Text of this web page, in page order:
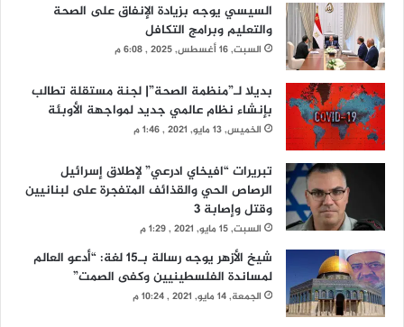
السيسي يوجه بزيادة الإنفاق على الصحة
والتعليم وبرامج التكافل
السبت, 16 أغسطس, 2025 , 6:08 م
بديلا لـ”منظمة الصحة”| لجنة مستقلة تطالب
بإنشاء نظام عالمي جديد لمواجهة الأوبئة
الخميس, 13 مايو, 2021 , 1:46 م
تبريرات “افيخاي ادرعي” لإطلاق إسرائيل
الرصاص الحي والقذائف المتفجرة على لبنانيين
وقتل وإصابة 3
السبت, 15 مايو, 2021 , 1:29 م
شيخ الأزهر يوجه رسالة بـ15 لغة: “أدعو العالم
لمساندة الفلسطينيين وكفى الصمت”
الجمعة, 14 مايو, 2021 , 10:24 م